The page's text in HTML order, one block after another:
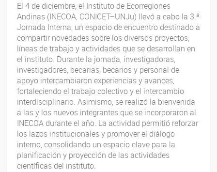
El 4 de diciembre, el Instituto de Ecorregiones
Andinas (INECOA, CONICET–UNJu) llevó a cabo la 3.ª
Jornada Interna, un espacio de encuentro destinado a
compartir novedades sobre los diversos proyectos,
líneas de trabajo y actividades que se desarrollan en
el instituto. Durante la jornada, investigadoras,
investigadores, becarias, becarios y personal de
apoyo intercambiaron experiencias y avances,
fortaleciendo el trabajo colectivo y el intercambio
interdisciplinario. Asimismo, se realizó la bienvenida
a las y los nuevos integrantes que se incorporaron al
INECOA durante el año. La actividad permitió reforzar
los lazos institucionales y promover el diálogo
interno, consolidando un espacio clave para la
planificación y proyección de las actividades
científicas del instituto.